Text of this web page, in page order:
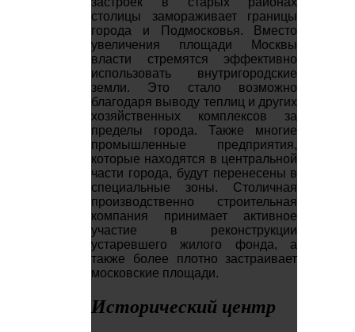
столицы замораживает границы
города и Подмосковья. Вместо
увеличения площади Москвы
власти стремятся эффективно
использовать внутригородские
земли. Это стало возможно
благодаря выводу теплиц и других
хозяйственных комплексов за
пределы города. Также многие
промышленные предприятия,
которые находятся в центральной
части города, будут перенесены в
специальные зоны. Столичная
производственно строительная
компания принимает активное
участие в реконструкции
устаревшего жилого фонда, а
также более плотно застраивает
московские площади.
Исторический центр